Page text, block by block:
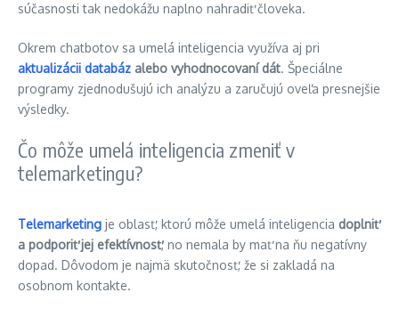
súčasnosti tak nedokážu naplno nahradiť človeka.
Okrem chatbotov sa umelá inteligencia využíva aj pri
aktualizácii databáz alebo vyhodnocovaní dát. Špeciálne
programy zjednodušujú ich analýzu a zaručujú oveľa presnejšie
výsledky.
Čo môže umelá inteligencia zmeniť v
telemarketingu?
Telemarketing je oblasť, ktorú môže umelá inteligencia doplniť
a podporiť jej efektívnosť, no nemala by mať na ňu negatívny
dopad. Dôvodom je najmä skutočnosť, že si zakladá na
osobnom kontakte.